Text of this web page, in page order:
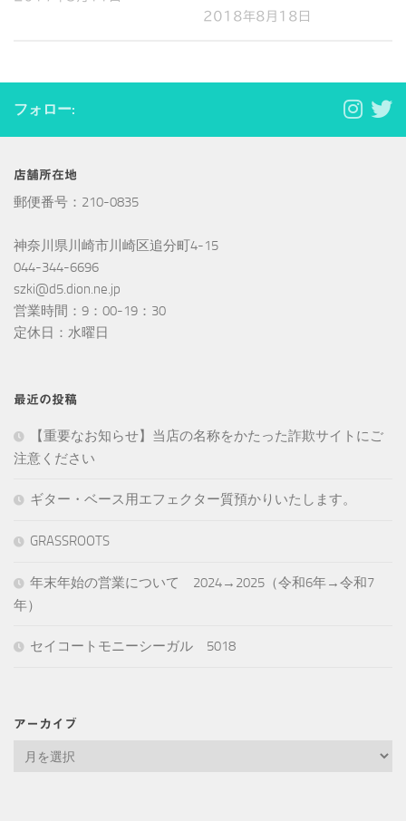
2018年8月18日
フォロー:
店舗所在地
郵便番号：210-0835
神奈川県川崎市川崎区追分町4-15
044-344-6696
szki@d5.dion.ne.jp
営業時間：9：00-19：30
定休日：水曜日
最近の投稿
【重要なお知らせ】当店の名称をかたった詐欺サイトにご
注意ください
ギター・ベース用エフェクター質預かりいたします。
GRASSROOTS
年末年始の営業について 2024→2025（令和6年→令和7
年）
セイコートモニーシーガル 5018
アーカイブ